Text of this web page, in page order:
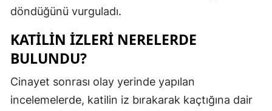
döndüğünü vurguladı.
KATILIN IZLERI NERELERDE
BULUNDU?
Cinayet sonrası olay yerinde yapılan
incelemelerde, katilin iz bırakarak kaçtığına dair